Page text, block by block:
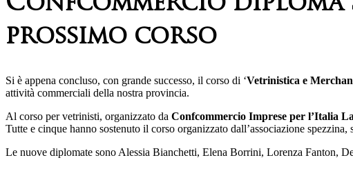
prossimo corso
Si è appena concluso, con grande successo, il corso di ‘Vetrinistica e
attività commerciali della nostra provincia.
Al corso per vetrinisti, organizzato da Confcommercio Imprese per l’Italia
Tutte e cinque hanno sostenuto il corso organizzato dall’associazione
Le nuove diplomate sono Alessia Bianchetti, Elena Borrini, Lorenza Fanton,